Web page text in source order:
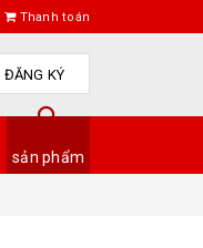
Thanh toán
ĐĂNG KÝ
sản phẩm